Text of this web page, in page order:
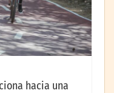
hacia una